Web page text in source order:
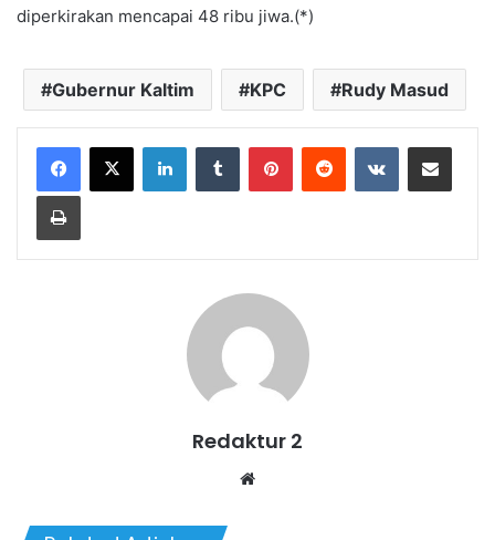
diperkirakan mencapai 48 ribu jiwa.(*)
Gubernur Kaltim KPC Rudy Masud
LinkedInTumblr PinterestReddit VKontakteShare via Email
Print
Redaktur 2